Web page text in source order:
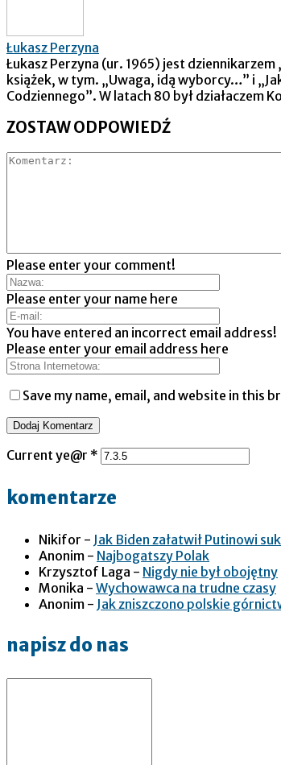
Łukasz Perzyna
Łukasz Perzyna (ur. 1965) jest
książek, w tym. „Uwaga, idą wyborcy…” i
Codziennego”. W latach 80 był działaczem
ZOSTAW ODPOWIEDŹ
Please enter your comment!
Please enter your name here
You have entered an incorrect email address!
Please enter your email address here
Save my name, email, and website in this
Current ye@r *
komentarze
Nikifor - Jak Biden załatwił Putinowi
Anonim - Najbogatszy Polak
Krzysztof Laga - Nigdy nie był obojętny
Monika - Wychowawca na trudne czasy
Anonim - Jak zniszczono polskie
napisz do nas